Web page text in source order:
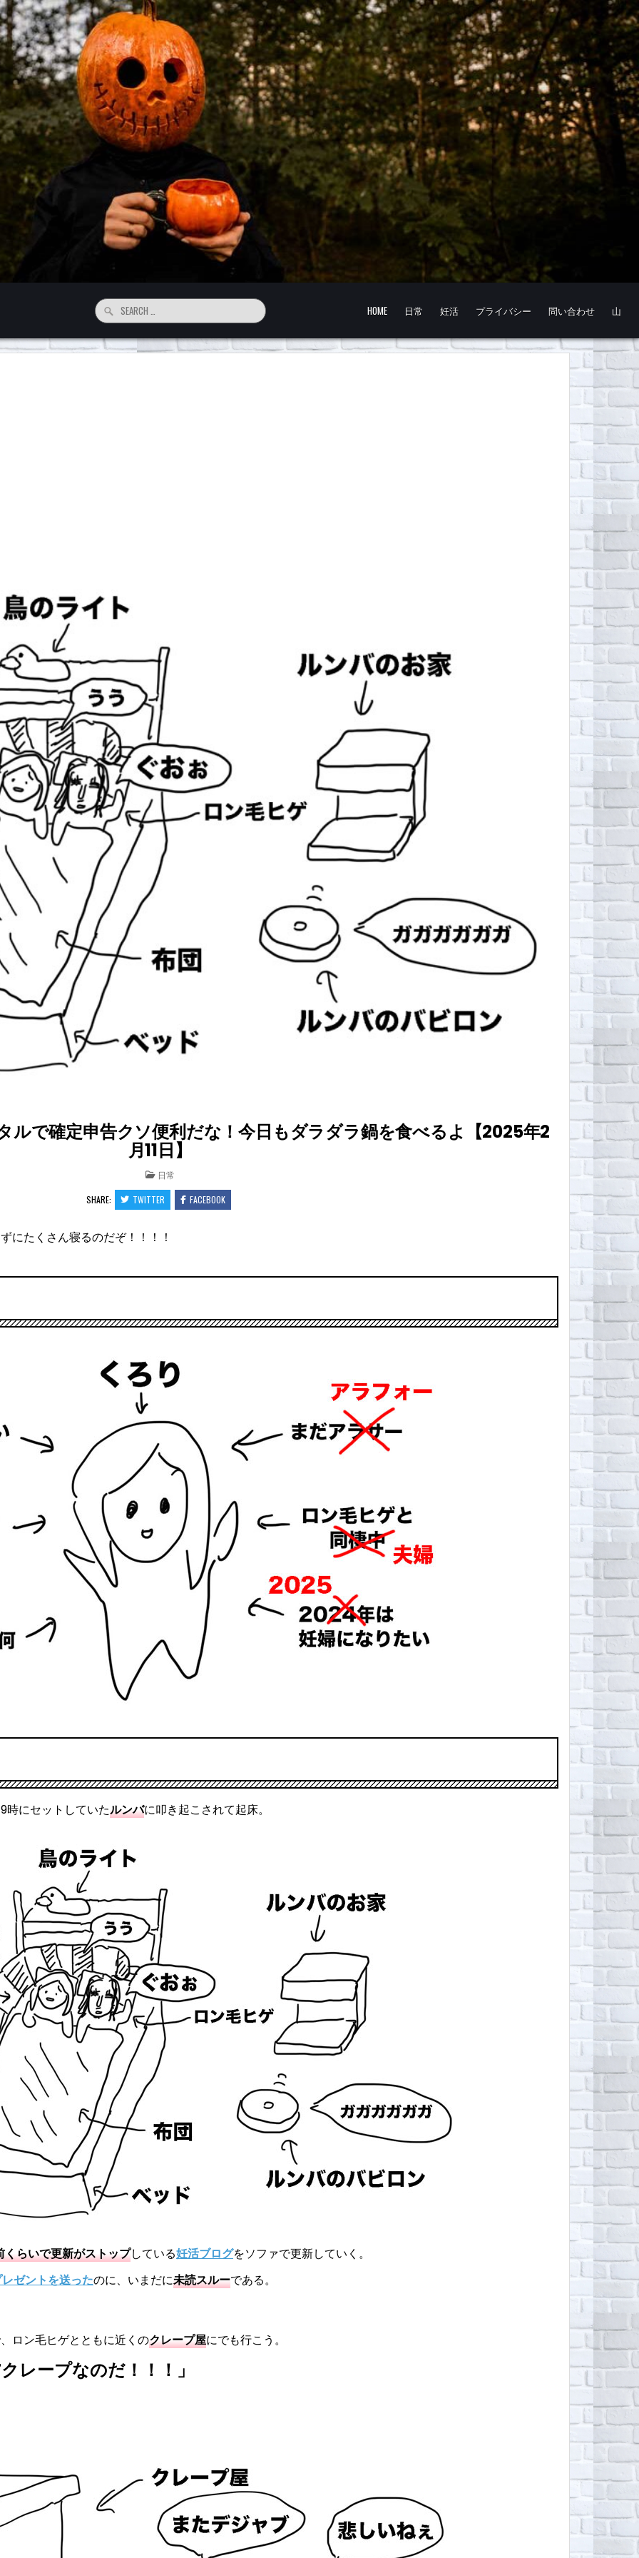
Search
for:
HOME 日常 妊活 プライバシー 問い合わせ 山
ルで確定申告クソ便利だな！今日もダラダラ鍋を食べるよ【2025年2
月11日】
POSTED
IN
日常
SHARE: TWITTER FACEBOOK
にたくさん寝るのだぞ！！！！
時にセットしていたルンバに叩き起こされて起床。
くらいで更新がストップしている妊活ブログをソファで更新していく。
ゼントを送ったのに、いまだに未読スルーである。
ロン毛ヒゲとともに近くのクレープ屋にでも行こう。
レープなのだ！！！」